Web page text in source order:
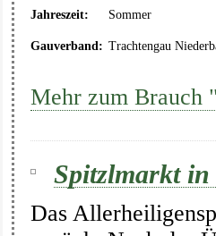
Jahreszeit: Sommer
Gauverband: Trachtengau
Mehr zum Brauch
Spitzlmarkt in
Das